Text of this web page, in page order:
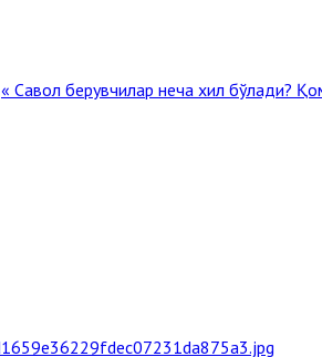
« Савол берувчилар неча хил бўлади?